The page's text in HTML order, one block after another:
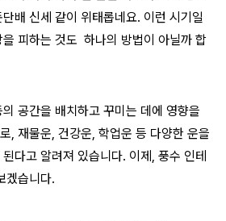
배 신세 같이 위태롭네요. 이런 시기일
피하는 것도 하나의 방법이 아닐까 합
공간을 배치하고 꾸미는 데에 영향을
, 재물운, 건강운, 학업운 등 다양한 운을
다고 알려져 있습니다. 이제, 풍수 인테
겠습니다.